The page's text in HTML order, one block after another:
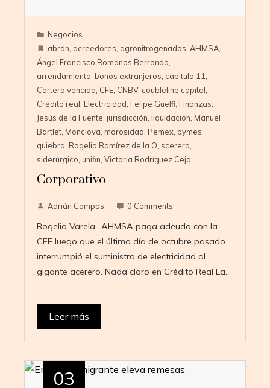
Negocios
abrdn acreedores agronitrogenados AHMSA
Ángel Francisco Romanos Berrondo
arrendamiento bonos extranjeros capitulo 11
Cartera vencida CFE CNBV, coubleline capital
Crédito real Electricidad Felipe Guelfi Finanzas
Jesús de la Fuente jurisdicción liquidación Manuel
Bartlet Monclova morosidad Pemex pymes
quiebra Rogelio Ramírez de la O scerero
siderúrgico unifin Victoria Rodríguez Ceja
Corporativo
Adrián Campos 0 Comments
Rogelio Varela- AHMSA paga adeudo con la
CFE luego que el último día de octubre pasado
interrumpió el suministro de electricidad al
gigante acerero. Nada claro en Crédito Real La…
Leer más
03